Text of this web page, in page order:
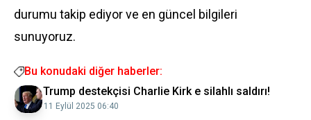
durumu takip ediyor ve en güncel bilgileri
sunuyoruz.
Bu konudaki diğer haberler:
Trump destekçisi Charlie Kirk e silahlı saldırı!
11 Eylül 2025 06:40